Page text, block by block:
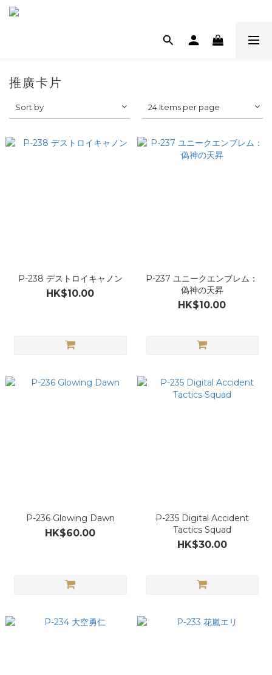
推廣卡片
Sort by 24 Items per page
P-238 デストロイキャノン
HK$10.00
P-237 ユニークエンブレム：
偽神の天昇
HK$10.00
P-236 Glowing Dawn
HK$60.00
P-235 Digital Accident
Tactics Squad
HK$30.00